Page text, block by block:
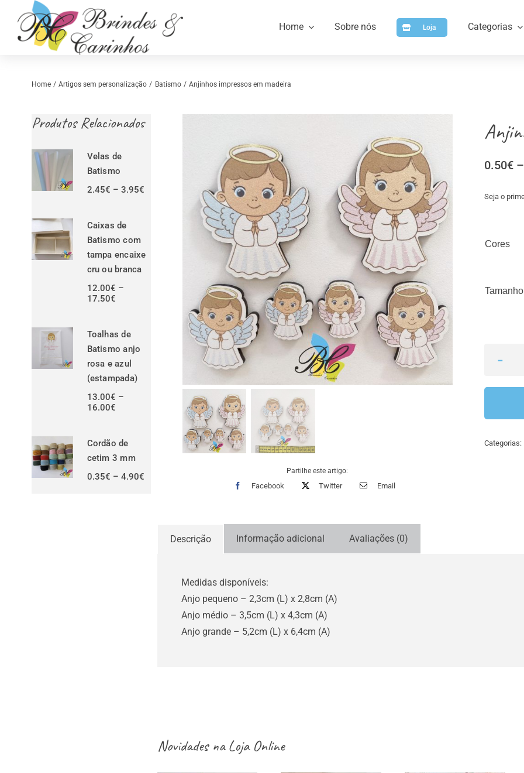
content
Home Sobre nós Loja Categorias
Costura Criativa Artigos para Personalizar
Home Artigos sem personalização Batismo Anjinhos impressos em madeira
Produtos Relacionados
Velas de
Batismo
2.45€ – 3.95€Price
Caixas de
Batismo com
tampa encaixe
cru ou branca
12.00€ –
17.50€Price
through
17.50€
Toalhas de
Batismo anjo
rosa e azul
(estampada)
13.00€ –
16.00€Price
through
16.00€
Cordão de
cetim 3 mm
0.35€ – 4.90€Price
Partilhe este artigo:
Facebook Twitter Email
0.50€ –
Seja o
Cores
Tamanho
Categorias:
Descrição Informação adicional Avaliações (0)
Medidas disponíveis:
Anjo pequeno – 2,3cm (L) x 2,8cm (A)
Anjo médio – 3,5cm (L) x 4,3cm (A)
Anjo grande – 5,2cm (L) x 6,4cm (A)
Novidades naLoja Online